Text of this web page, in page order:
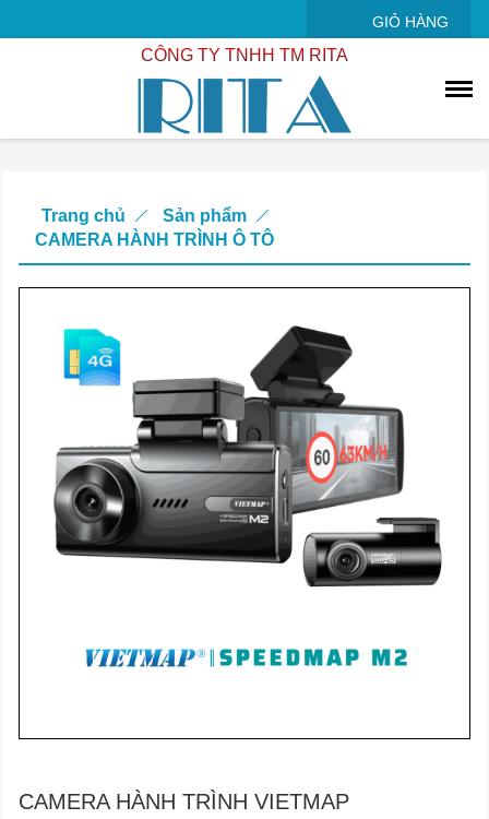
GIỎ HÀNG
CÔNG TY TNHH TM RITA
Trang chủ
Sản phẩm
CAMERA HÀNH TRÌNH Ô TÔ
CAMERA HÀNH TRÌNH VIETMAP